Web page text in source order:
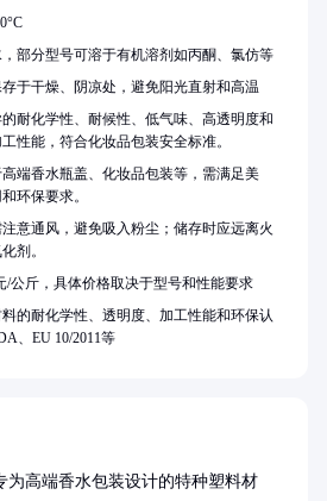
为高端香水包装设计的特种塑料材
部分型号可溶于有机溶剂如丙酮、氯仿等
于干燥、阴凉处，避免阳光直射和高温
耐化学性、耐候性、低气味、高透明度和
性能，符合化妆品包装安全标准。
端香水瓶盖、化妆品包装等，需满足美
环保要求。
意通风，避免吸入粉尘；储存时应远离火
剂。
/公斤，具体价格取决于型号和性能要求
的耐化学性、透明度、加工性能和环保认
、EU 10/2011等